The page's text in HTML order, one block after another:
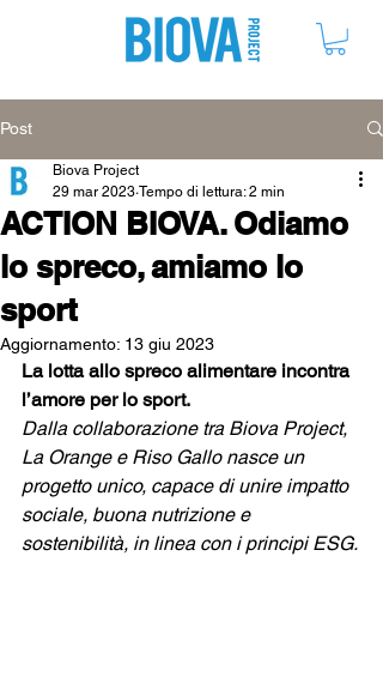
Post
ACTION BIOVA. Odiamo
lo spreco, amiamo lo
sport
Biova Project
29 mar 2023 Tempo di lettura: 2 min
Aggiornamento: 13 giu 2023
La lotta allo spreco alimentare incontra
l’amore per lo sport.
Dalla collaborazione tra Biova Project,
La Orange e Riso Gallo nasce un
progetto unico, capace di unire impatto
sociale, buona nutrizione e
sostenibilità, in linea con i principi ESG.